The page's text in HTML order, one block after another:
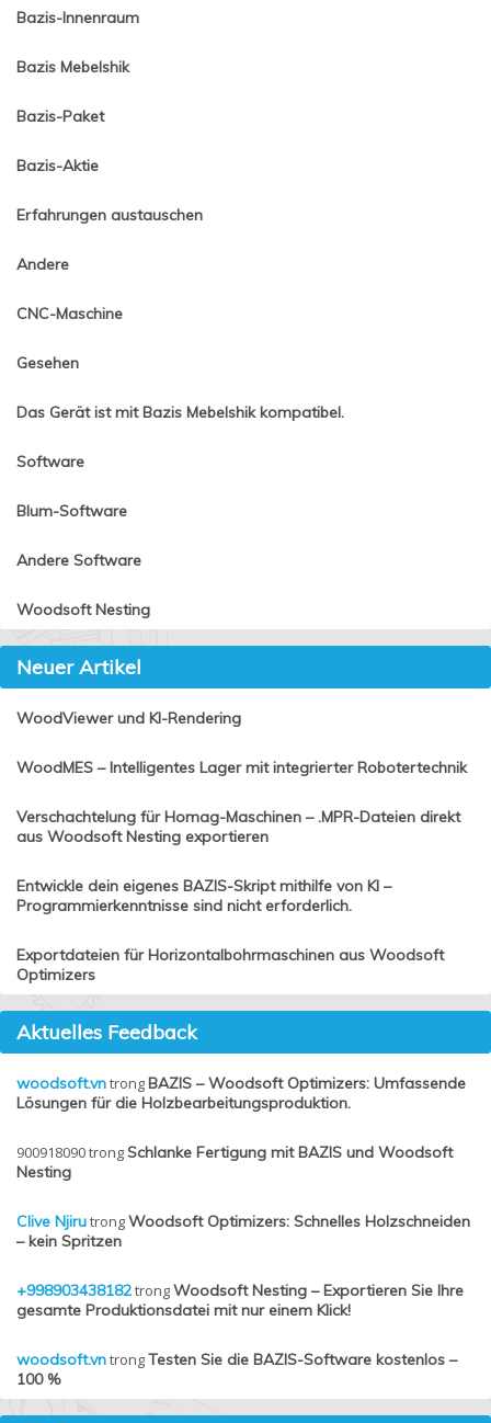
Bazis-Innenraum
Bazis Mebelshik
Bazis-Paket
Bazis-Aktie
Erfahrungen austauschen
Andere
CNC-Maschine
Gesehen
Das Gerät ist mit Bazis Mebelshik kompatibel.
Software
Blum-Software
Andere Software
Woodsoft Nesting
Neuer Artikel
WoodViewer und KI-Rendering
WoodMES – Intelligentes Lager mit integrierter Robotertechnik
Verschachtelung für Homag-Maschinen – .MPR-Dateien direkt
aus Woodsoft Nesting exportieren
Entwickle dein eigenes BAZIS-Skript mithilfe von KI –
Programmierkenntnisse sind nicht erforderlich.
Exportdateien für Horizontalbohrmaschinen aus Woodsoft
Optimizers
Aktuelles Feedback
woodsoft.vntrongBAZIS – Woodsoft Optimizers: Umfassende
Lösungen für die Holzbearbeitungsproduktion.
900918090trongSchlanke Fertigung mit BAZIS und Woodsoft
Nesting
Clive NjirutrongWoodsoft Optimizers: Schnelles Holzschneiden
– kein Spritzen
+998903438182trongWoodsoft Nesting – Exportieren Sie Ihre
gesamte Produktionsdatei mit nur einem Klick!
woodsoft.vntrongTesten Sie die BAZIS-Software kostenlos –
100 %